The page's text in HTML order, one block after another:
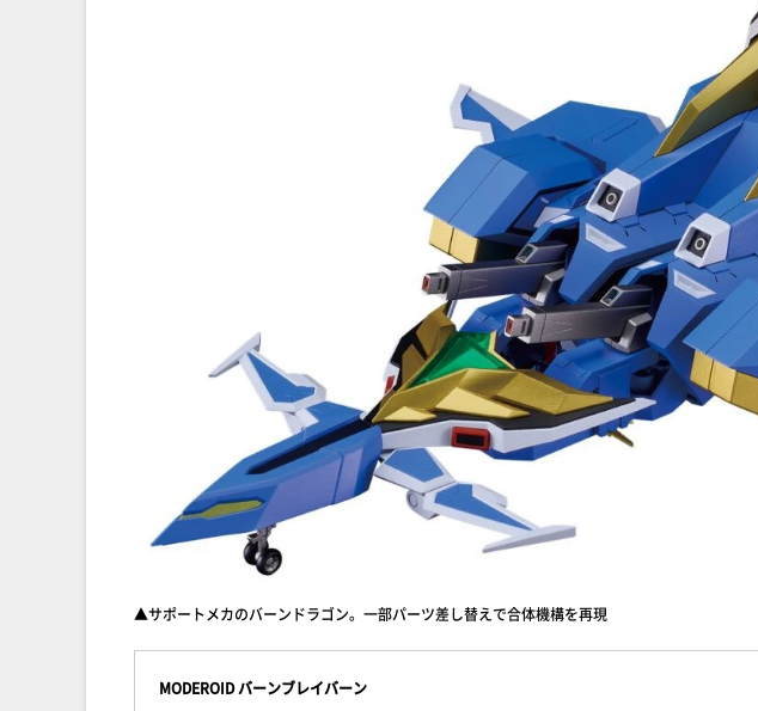
▲サポートメカのバーンドラゴン。一部パーツ差し替えで合体機構を再現
MODEROID バーンブレイバーン